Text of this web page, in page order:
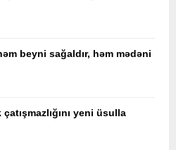
beyni sağaldır, həm mədəni
yeni üsulla